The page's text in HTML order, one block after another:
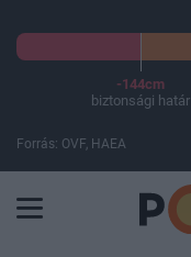
-144cm
biztonsági határ
Forrás: OVF, HAEA